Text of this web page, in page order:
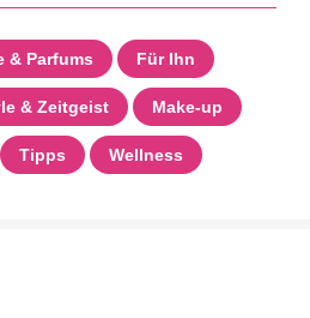
& Parfums Für Ihn
& Zeitgeist Make-up
Tipps Wellness